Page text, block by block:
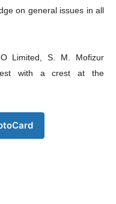
on general issues in all
Limited, S. M. Mofizur
with a crest at the